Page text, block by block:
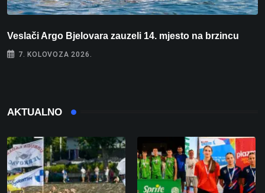
Veslači Argo Bjelovara zauzeli 14. mjesto na brzincu
7. KOLOVOZA 2026.
AKTUALNO